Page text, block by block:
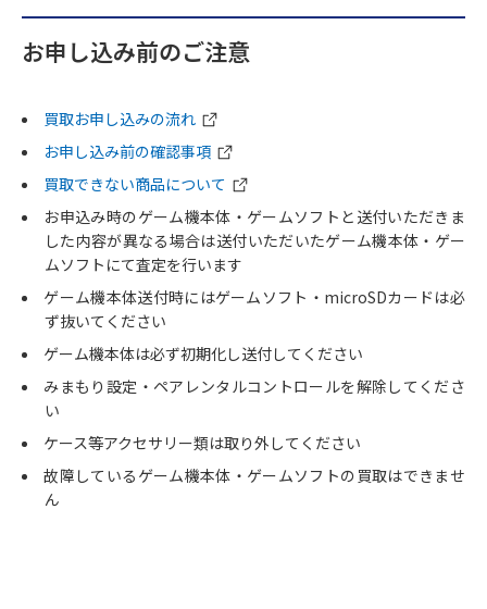
お申し込み前のご注意
買取お申し込みの流れ
お申し込み前の確認事項
買取できない商品について
お申込み時のゲーム機本体・ゲームソフトと送付いただきま
した内容が異なる場合は送付いただいたゲーム機本体・ゲー
ムソフトにて査定を行います
ゲーム機本体送付時にはゲームソフト・microSDカードは必
ず抜いてください
ゲーム機本体は必ず初期化し送付してください
みまもり設定・ペアレンタルコントロールを解除してくださ
い
ケース等アクセサリー類は取り外してください
故障しているゲーム機本体・ゲームソフトの買取はできませ
ん